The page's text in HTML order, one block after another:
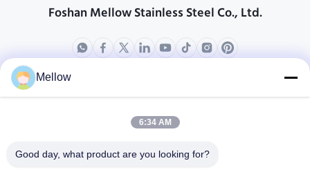
Foshan Mellow Stainless Steel Co., Ltd.
ผลิตภัณฑ์
โปรไฟล์บริษัท
การควบคุมคุณภาพ
Mellow
6:34 AM
Good day, what product are you looking for?